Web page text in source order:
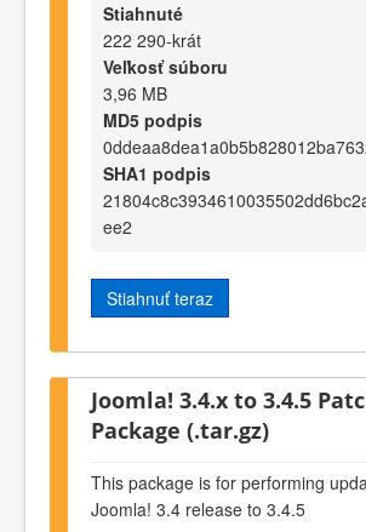
Stiahnuté
222 290-krát
Veľkosť súboru
3,96 MB
MD5 podpis
SHA1 podpis
ee2
Stiahnuť teraz
Joomla! 3.4.x to 3.4.5
Package (.tar.gz)
This package is for performing
Joomla! 3.4 release to 3.4.5